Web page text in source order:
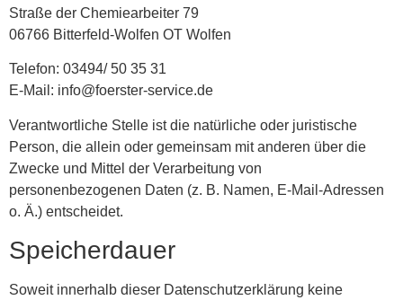
Straße der Chemiearbeiter 79
06766 Bitterfeld-Wolfen OT Wolfen
Telefon: 03494/ 50 35 31
E-Mail: info@foerster-service.de
Verantwortliche Stelle ist die natürliche oder juristische
Person, die allein oder gemeinsam mit anderen über die
Zwecke und Mittel der Verarbeitung von
personenbezogenen Daten (z. B. Namen, E-Mail-Adressen
o. Ä.) entscheidet.
Speicherdauer
Soweit innerhalb dieser Datenschutzerklärung keine